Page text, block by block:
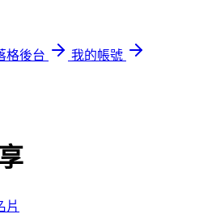
格後台
我的帳號
片